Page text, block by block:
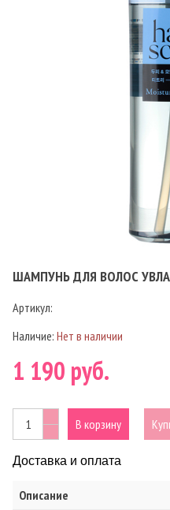
ШАМПУНЬ ДЛЯ ВОЛОС
Артикул:
Наличие: Нет в наличии
1 190 руб.
В корзину
Доставка и оплата
Описание